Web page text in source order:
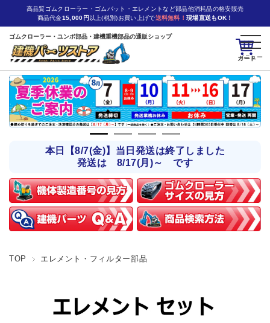
カート
高品質ゴムクローラー・ゴムパット・エレメントなど部品他消耗品の格安販売
商品代金15,000円 以上(税別)お買い上げで送料無料！ 現場直送もOK！
ゴムクローラー・ユンボ部品・建機重機部品の通販ショップ
本日【8/7(金)】当日発送は終了しました
発送は 8/17(月)～ です
TOP エレメント・フィルター部品